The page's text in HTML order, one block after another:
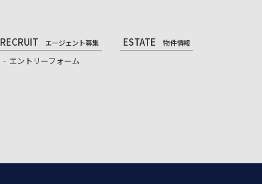
RECRUIT エージェント募集
エントリーフォーム
ESTATE 物件情報